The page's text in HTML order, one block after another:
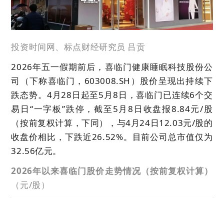
投资时间网、标点财经研究员 吕贡
2026年五一假期前后，喜临门健康睡眠科技股份公
司（下称喜临门，603008.SH）股价呈现出持续下
跌态势。4月28日起至5月8日，喜临门已连续6个交
易日“一字板”跌停，截至5月8日收盘报8.84元/股
（按前复权计算，下同），与4月24日12.03元/股的
收盘价相比，下跌近26.52%。目前公司总市值仅为
32.56亿元。
2026年以来喜临门股价走势情况（按前复权计算）
（元/股）